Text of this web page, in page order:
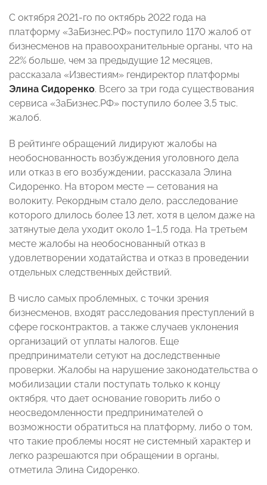
С октября 2021-го по октябрь 2022 года на
платформу «ЗаБизнес.РФ» поступило 1170 жалоб от
бизнесменов на правоохранительные органы, что на
22% больше, чем за предыдущие 12 месяцев,
рассказала «Известиям» гендиректор платформы
Элина Сидоренко. Всего за три года существования
сервиса «ЗаБизнес.РФ» поступило более 3,5 тыс.
жалоб.
В рейтинге обращений лидируют жалобы на
необоснованность возбуждения уголовного дела
или отказ в его возбуждении, рассказала Элина
Сидоренко. На втором месте — сетования на
волокиту. Рекордным стало дело, расследование
которого длилось более 13 лет, хотя в целом даже на
затянутые дела уходит около 1–1,5 года. На третьем
месте жалобы на необоснованный отказ в
удовлетворении ходатайства и отказ в проведении
отдельных следственных действий.
В число самых проблемных, с точки зрения
бизнесменов, входят расследования преступлений в
сфере госконтрактов, а также случаев уклонения
организаций от уплаты налогов. Еще
предприниматели сетуют на доследственные
проверки. Жалобы на нарушение законодательства о
мобилизации стали поступать только к концу
октября, что дает основание говорить либо о
неосведомленности предпринимателей о
возможности обратиться на платформу, либо о том,
что такие проблемы носят не системный характер и
легко разрешаются при обращении в органы,
отметила Элина Сидоренко.